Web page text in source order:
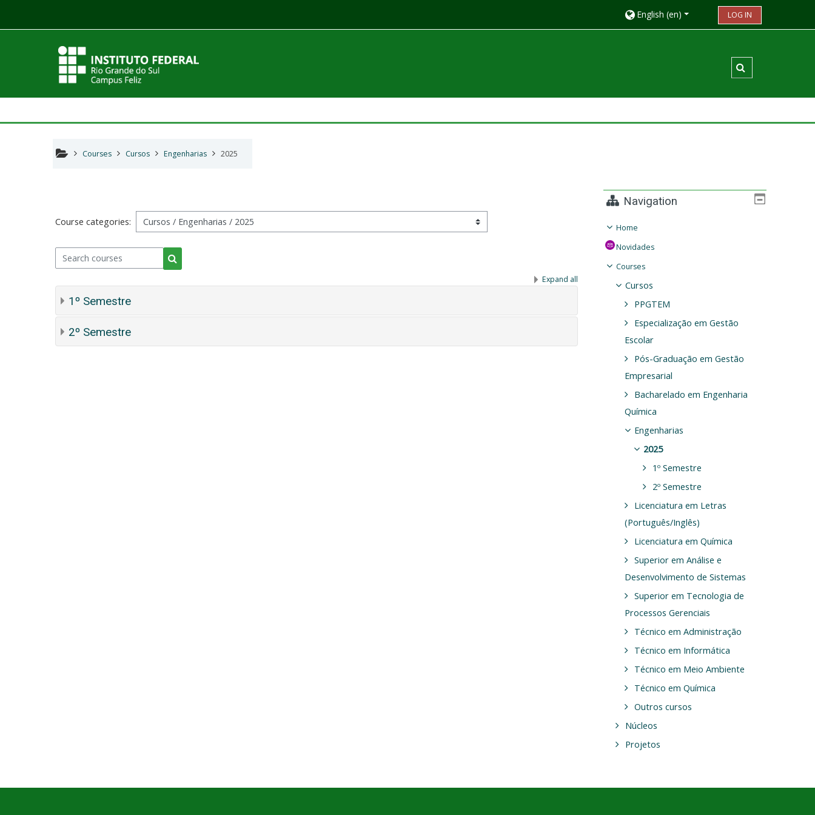
English ‎(en)‎ LOG IN
Courses Cursos Engenharias 2025
Course categories:
Search courses
Search courses
Expand all
1º Semestre
2º Semestre
Navigation
Home
Novidades
Courses
Cursos
PPGTEM
Especialização em Gestão
Escolar
Pós-Graduação em Gestão
Empresarial
Bacharelado em Engenharia
Química
Engenharias
2025
1º Semestre
2º Semestre
Licenciatura em Letras
(Português/Inglês)
Licenciatura em Química
Superior em Análise e
Desenvolvimento de Sistemas
Superior em Tecnologia de
Processos Gerenciais
Técnico em Administração
Técnico em Informática
Técnico em Meio Ambiente
Técnico em Química
Outros cursos
Núcleos
Projetos